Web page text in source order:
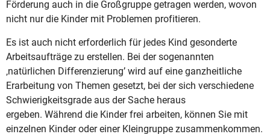
Förderung auch in die Großgruppe getragen werden, wovon
nicht nur die Kinder mit Problemen profitieren.
Es ist auch nicht erforderlich für jedes Kind gesonderte
Arbeitsaufträge zu erstellen. Bei der sogenannten
‚natürlichen Differenzierung’ wird auf eine ganzheitliche
Erarbeitung von Themen gesetzt, bei der sich verschiedene
Schwierigkeitsgrade aus der Sache heraus
ergeben. Während die Kinder frei arbeiten, können Sie mit
einzelnen Kinder oder einer Kleingruppe zusammenkommen.